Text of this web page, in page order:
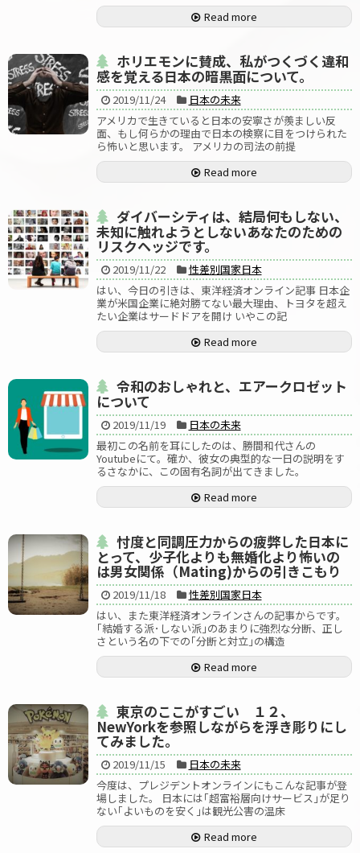
Read more
ホリエモンに賛成、私がつくづく違和
感を覚える日本の暗黒面について。
2019/11/24
日本の未来
アメリカで生きていると日本の安寧さが羨ましい反
面、もし何らかの理由で日本の検察に目をつけられた
ら怖いと思います。 アメリカの司法の前提
Read more
ダイバーシティは、結局何もしない、
未知に触れようとしないあなたのための
リスクヘッジです。
2019/11/22
性差別国家日本
はい、今日の引きは、東洋経済オンライン記事 日本企
業が米国企業に絶対勝てない最大理由、トヨタを超え
たい企業はサードドアを開け いやこの記
Read more
令和のおしゃれと、エアークロゼット
について
2019/11/19
日本の未来
最初この名前を耳にしたのは、勝間和代さんの
Youtubeにて。確か、彼女の典型的な一日の説明をす
るさなかに、この固有名詞が出てきました。
Read more
忖度と同調圧力からの疲弊した日本に
とって、少子化よりも無婚化より怖いの
は男女関係（Mating)からの引きこもり
2019/11/18
性差別国家日本
はい、また東洋経済オンラインさんの記事からです。
｢結婚する派･しない派｣のあまりに強烈な分断、正し
さという名の下での｢分断と対立｣の構造
Read more
東京のここがすごい １２、
NewYorkを参照しながらを浮き彫りにし
てみました。
2019/11/15
日本の未来
今度は、プレジデントオンラインにもこんな記事が登
場しました。 日本には｢超富裕層向けサービス｣が足り
ない｢よいものを安く｣は観光公害の温床
Read more